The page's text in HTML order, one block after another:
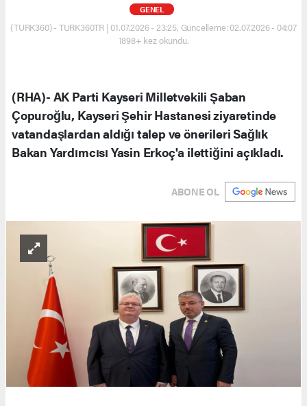
GENEL
(TURK360) - TURK360TR | 01.07.2026 - 23:25, Güncelleme: 02.07.2026 - 04:07
1898+ kez okundu.
(RHA)- AK Parti Kayseri Milletvekili Şaban
Çopuroğlu, Kayseri Şehir Hastanesi ziyaretinde
vatandaşlardan aldığı talep ve önerileri Sağlık
Bakan Yardımcısı Yasin Erkoç'a ilettiğini açıkladı.
ABONE OL